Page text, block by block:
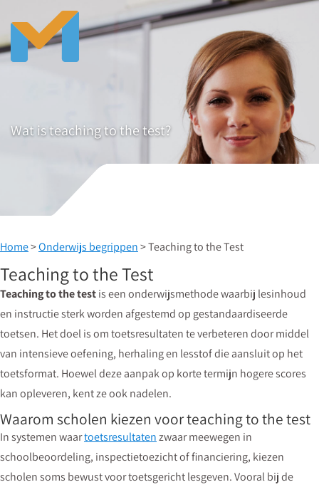
Wat is teaching to the test?
Home>Onderwijs begrippen> Teaching to the Test
Teaching to the Test
Teaching to the testis een onderwijsmethode waarbij lesinhoud
en instructie sterk worden afgestemd op gestandaardiseerde
toetsen. Het doel is om toetsresultaten te verbeteren door middel
van intensieve oefening, herhaling en lesstof die aansluit op het
toetsformat. Hoewel deze aanpak op korte termijn hogere scores
kan opleveren, kent ze ook nadelen.
Waarom scholen kiezen voor teaching to the test
In systemen waartoetsresultatenzwaar meewegen in
schoolbeoordeling, inspectietoezicht of financiering, kiezen
scholen soms bewust voor toetsgericht lesgeven. Vooral bij de